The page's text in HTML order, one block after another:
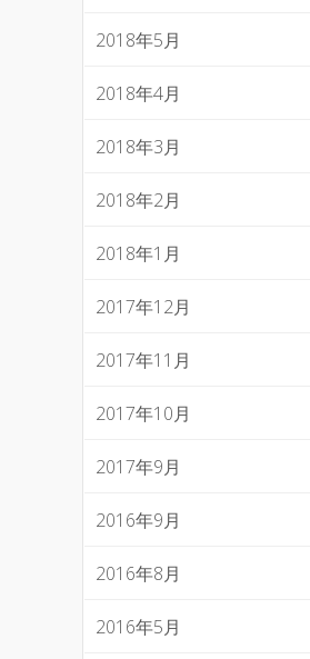
2018年5月
2018年4月
2018年3月
2018年2月
2018年1月
2017年12月
2017年11月
2017年10月
2017年9月
2016年9月
2016年8月
2016年5月